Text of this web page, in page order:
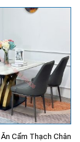
Cẩm Thạch Chân